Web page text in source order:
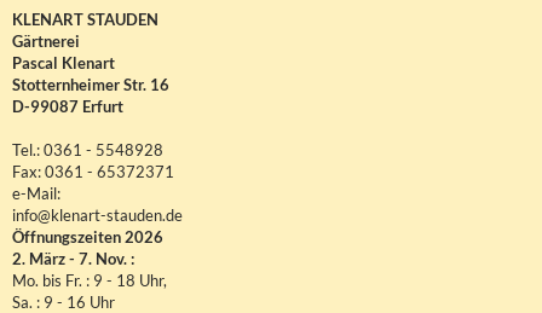
KLENART STAUDEN
Gärtnerei
Pascal Klenart
Stotternheimer Str. 16
D-99087 Erfurt
Tel.: 0361 - 5548928
Fax: 0361 - 65372371
e-Mail:
info@klenart-stauden.de
Öffnungszeiten 2026
2. März - 7. Nov. :
Mo. bis Fr. : 9 - 18 Uhr,
Sa. : 9 - 16 Uhr